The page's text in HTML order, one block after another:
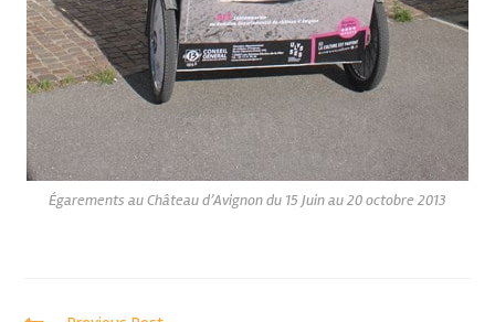
Égarements au Château d’Avignon du 15 Juin au 20 octobre 2013